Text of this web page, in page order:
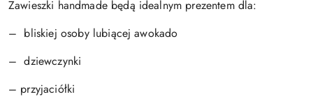
Zawieszki handmade będą idealnym prezentem dla:
– bliskiej osoby lubiącej awokado
– dziewczynki
– przyjaciółki